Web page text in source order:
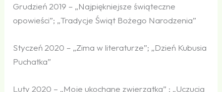
Grudzień 2019 – „Najpiękniejsze świąteczne
opowieści”; „Tradycje Świąt Bożego Narodzenia”
Styczeń 2020 – „Zima w literaturze”; „Dzień Kubusia
Puchatka”
Luty 2020 – „Moje ukochane zwierzątka” ; „Uczucia